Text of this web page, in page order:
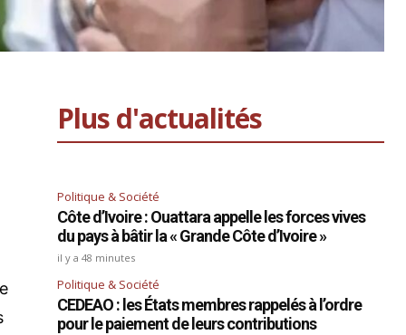
Plus d'actualités
Politique & Société
Côte d’Ivoire : Ouattara appelle les forces vives
du pays à bâtir la « Grande Côte d’Ivoire »
il y a 48 minutes
Politique & Société
CEDEAO : les États membres rappelés à l’ordre
pour le paiement de leurs contributions